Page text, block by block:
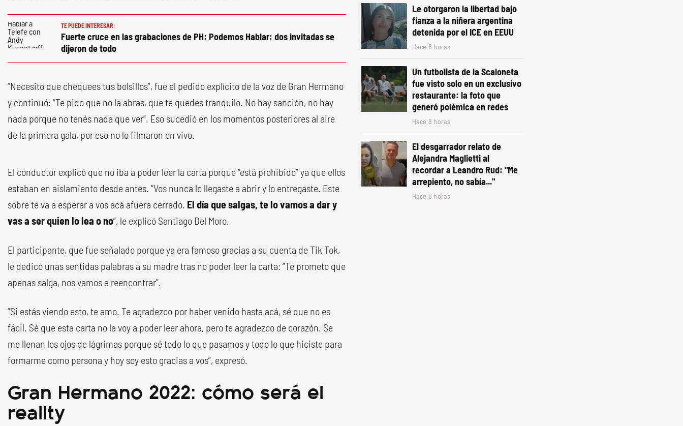
TE PUEDE INTERESAR:
Fuerte cruce en las grabaciones de PH: Podemos Hablar: dos invitadas se
dijeron de todo
“Necesito que chequees tus bolsillos”, fue el pedido explícito de la voz de Gran Hermano
y continuó: “Te pido que no la abras, que te quedes tranquilo. No hay sanción, no hay
nada porque no tenés nada que ver”. Eso sucedió en los momentos posteriores al aire
de la primera gala, por eso no lo filmaron en vivo.
El conductor explicó que no iba a poder leer la carta porque “está prohibido” ya que ellos
estaban en aislamiento desde antes. “Vos nunca lo llegaste a abrir y lo entregaste. Este
sobre te va a esperar a vos acá afuera cerrado. El día que salgas, te lo vamos a dar y
vas a ser quien lo lea o no”, le explicó Santiago Del Moro.
El participante, que fue señalado porque ya era famoso gracias a su cuenta de Tik Tok,
le dedicó unas sentidas palabras a su madre tras no poder leer la carta: “Te prometo que
apenas salga, nos vamos a reencontrar”.
“Si estás viendo esto, te amo. Te agradezco por haber venido hasta acá, sé que no es
fácil. Sé que esta carta no la voy a poder leer ahora, pero te agradezco de corazón. Se
me llenan los ojos de lágrimas porque sé todo lo que pasamos y todo lo que hiciste para
formarme como persona y hoy soy esto gracias a vos”, expresó.
Gran Hermano 2022: cómo será el
reality
Le otorgaron la libertad bajo
fianza a la niñera argentina
detenida por el ICE en EEUU
Hace 8 horas
Un futbolista de la Scaloneta
fue visto solo en un exclusivo
restaurante: la foto que
generó polémica en redes
Hace 8 horas
El desgarrador relato de
Alejandra Maglietti al
recordar a Leandro Rud: "Me
arrepiento, no sabía..."
Hace 8 horas